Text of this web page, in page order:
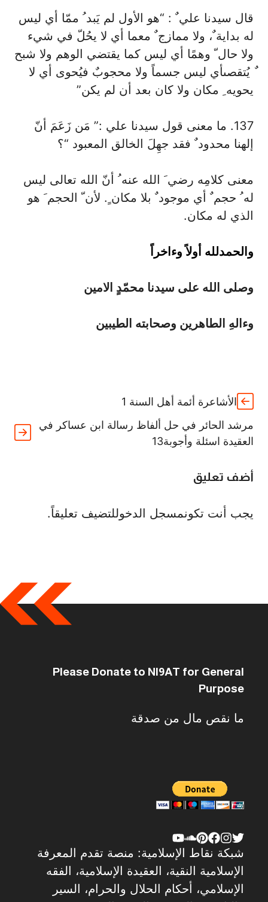
قال سيدنا علي ٌ : “هو الأول لم يَبد ُ ممّا أي ليس
له بداية ٌ، ولا ممازج ٌ معما أي لا يحُلّ في شيء
ولا حال ّ وهمًا أي ليس كما يقتضي الوهم ولا شبح
ٌ يُتقصىأي ليس جسماً ولا محجوبٌ فيُحوى أي لا
يحويه ِ مكان ولا كان بعد أن لم يكن”
137. ما معنى قول سيدنا علي :” مَن زَعَمَ أنّ
إلهنا محدود ٌ فقد جهِلَ الخالق المعبود “؟
معنى كلامِه رضي َ الله عنه ُ أنّ الله تعالى ليس
له ُ حجم ٌ أي موجود ٌ بلا مكان ٍ. لأن ّ الحجم َ هو
الذي له مكان.
والحمدلله أولاً وءاخراً
وصلى الله على سيدنا محمّدٍ الامين
وءالهِ الطاهرين وصحابته الطيبين
الأشاعرة أئمة أهل السنة 1
مرشد الحائر في حل ألفاظ رسالة ابن عساكر في
العقيدة اسئلة وأجوبة13
أضف تعليق
يجب أنت تكونمسجل الدخوللتضيف تعليقاً.
Please Donate to NI9AT for General
Purpose
ما نقص مال من صدقة
شبكة نقاط الإسلامية: منصة تقدم المعرفة
الإسلامية النقية، العقيدة الإسلامية، الفقه
الإسلامي، أحكام الحلال والحرام، السير